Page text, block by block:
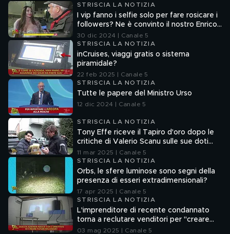
STRISCIA LA NOTIZIA
I vip fanno i selfie solo per fare rosicare i
followers? Ne è convinto il nostro Enrico
Lucci
30 dic 2024 | Canale 5
STRISCIA LA NOTIZIA
inCruises, viaggi gratis o sistema
piramidale?
22 feb 2025 | Canale 5
STRISCIA LA NOTIZIA
Tutte le papere del Ministro Urso
12 dic 2024 | Canale 5
STRISCIA LA NOTIZIA
Tony Effe riceve il Tapiro d'oro dopo le
critiche di Valerio Scanu sulle sue doti
canore
11 mar 2025 | Canale 5
STRISCIA LA NOTIZIA
Orbs, le sfere luminose sono segni della
presenza di esseri extradimensionali?
17 apr 2025 | Canale 5
STRISCIA LA NOTIZIA
L'imprenditore di recente condannato
torna a reclutare venditori per "creare
futuri milionari"
03 mag 2025 | Canale 5